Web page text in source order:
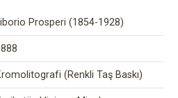
Prosperi (1854-1928)
(Renkli Taş Baskı)